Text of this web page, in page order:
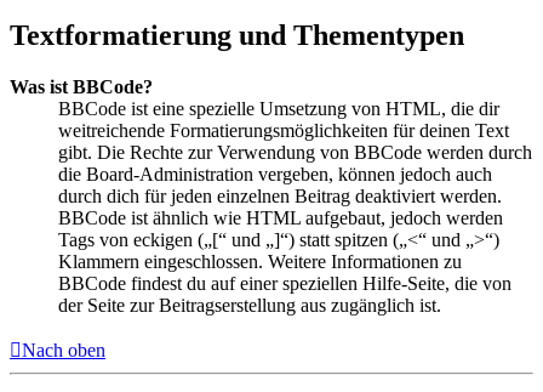
Textformatierung und Thementypen
Was ist BBCode?
BBCode ist eine spezielle Umsetzung von HTML, die dir
weitreichende Formatierungsmöglichkeiten für deinen Text
gibt. Die Rechte zur Verwendung von BBCode werden durch
die Board-Administration vergeben, können jedoch auch
durch dich für jeden einzelnen Beitrag deaktiviert werden.
BBCode ist ähnlich wie HTML aufgebaut, jedoch werden
Tags von eckigen („[“ und „]“) statt spitzen („<“ und „>“)
Klammern eingeschlossen. Weitere Informationen zu
BBCode findest du auf einer speziellen Hilfe-Seite, die von
der Seite zur Beitragserstellung aus zugänglich ist.
Nach oben